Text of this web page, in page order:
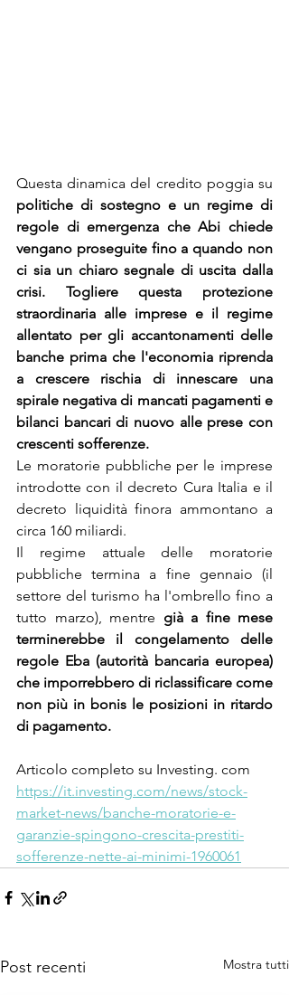
politiche di sostegno e un regime di
regole di emergenza che Abi chiede
vengano proseguite fino a quando non
ci sia un chiaro segnale di uscita dalla
crisi. Togliere questa protezione
straordinaria alle imprese e il regime
allentato per gli accantonamenti delle
banche prima che l'economia riprenda
a crescere rischia di innescare una
spirale negativa di mancati pagamenti e
bilanci bancari di nuovo alle prese con
crescenti sofferenze.
Le moratorie pubbliche per le imprese
introdotte con il decreto Cura Italia e il
decreto liquidità finora ammontano a
circa 160 miliardi.
Il regime attuale delle moratorie
pubbliche termina a fine gennaio (il
settore del turismo ha l'ombrello fino a
tutto marzo), mentre già a fine mese
terminerebbe il congelamento delle
regole Eba (autorità bancaria europea)
che imporrebbero di riclassificare come
non più in bonis le posizioni in ritardo
di pagamento.
Articolo completo su Investing. com
https://it.investing.com/news/stock-
market-news/banche-moratorie-e-
garanzie-spingono-crescita-prestiti-
sofferenze-nette-ai-minimi-1960061
Post recenti Mostra tutti